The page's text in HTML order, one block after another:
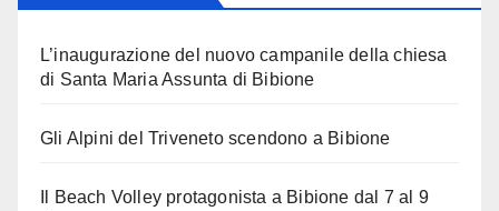
L’inaugurazione del nuovo campanile della chiesa
di Santa Maria Assunta di Bibione
Gli Alpini del Triveneto scendono a Bibione
Il Beach Volley protagonista a Bibione dal 7 al 9